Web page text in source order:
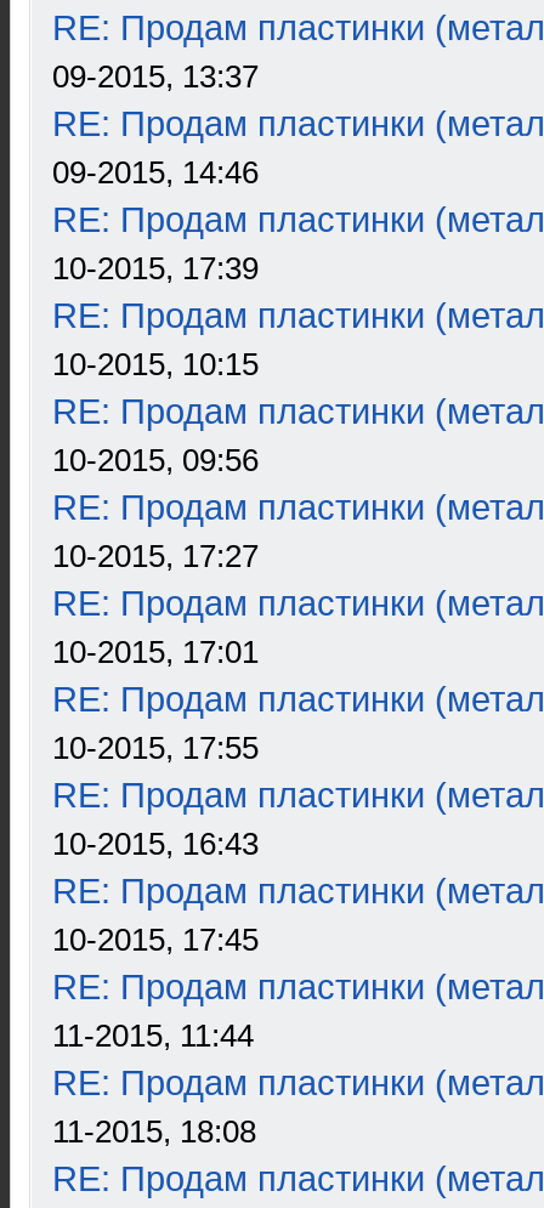
RE: Продам пластинки
09-2015, 13:37
RE: Продам пластинки
09-2015, 14:46
RE: Продам пластинки
10-2015, 17:39
RE: Продам пластинки
10-2015, 10:15
RE: Продам пластинки
10-2015, 09:56
RE: Продам пластинки
10-2015, 17:27
RE: Продам пластинки
10-2015, 17:01
RE: Продам пластинки
10-2015, 17:55
RE: Продам пластинки
10-2015, 16:43
RE: Продам пластинки
10-2015, 17:45
RE: Продам пластинки
11-2015, 11:44
RE: Продам пластинки
11-2015, 18:08
RE: Продам пластинки